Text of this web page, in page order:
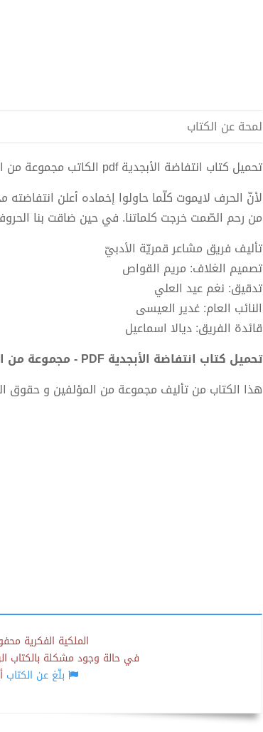
لمحة عن الكتاب
تحميل كتاب انتفاضة الأبجدية pdf الكاتب مجموعة من المؤلفين
لأنّ الحرف لايموت كلّما حاولوا إخماده أعلن انتفاضته
من رحم الصّمت خرجت كلماتنا. في حين ضاقت بنا
تأليف فريق مشاعر قمريّة الأدبيّ
تصميم الغلاف: مريم القواص
تدقيق: نغم عيد العلي
النائب العام: غدير العيسى
قائدة الفريق: ديالا اسماعيل
تحميل كتاب انتفاضة الأبجدية PDF - مجموعة من المؤلفين
هذا الكتاب من تأليف مجموعة من المؤلفين و حقوق
الملكية الفكرية
في حالة وجود مشكلة بالكتاب
بلّغ عن الكتاب